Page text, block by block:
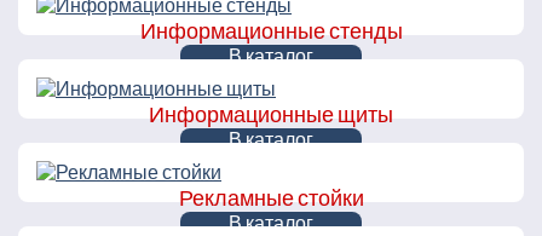
Информационные стенды
В каталог
Информационные щиты
В каталог
Рекламные стойки
В каталог